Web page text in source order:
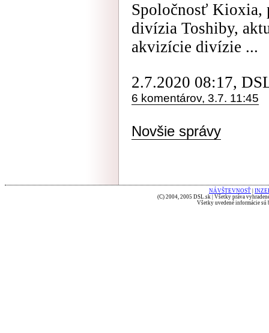
Spoločnosť Kioxia,
divízia Toshiby,
akvizície divízie ...
2.7.2020 08:17,
6 komentárov, 3.7. 11:45
Novšie správy
NÁVŠTEVNOSŤ
(C) 2004, 2005 DSL.sk | Všetky práva
Všetky uvedené informácie sú